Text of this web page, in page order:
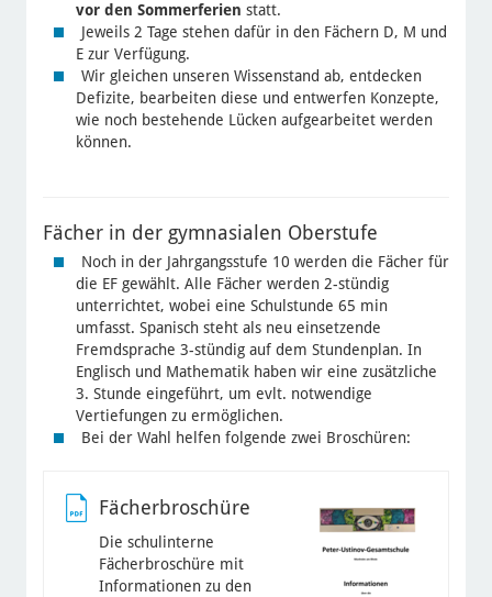
vor den Sommerferien statt.
Jeweils 2 Tage stehen dafür in den Fächern D, M und
E zur Verfügung.
Wir gleichen unseren Wissenstand ab, entdecken
Defizite, bearbeiten diese und entwerfen Konzepte,
wie noch bestehende Lücken aufgearbeitet werden
können.
Fächer in der gymnasialen Oberstufe
Noch in der Jahrgangsstufe 10 werden die Fächer für
die EF gewählt. Alle Fächer werden 2-stündig
unterrichtet, wobei eine Schulstunde 65 min
umfasst. Spanisch steht als neu einsetzende
Fremdsprache 3-stündig auf dem Stundenplan. In
Englisch und Mathematik haben wir eine zusätzliche
3. Stunde eingeführt, um evlt. notwendige
Vertiefungen zu ermöglichen.
Bei der Wahl helfen folgende zwei Broschüren:
Fächerbroschüre
Die schulinterne
Fächerbroschüre mit
Informationen zu den